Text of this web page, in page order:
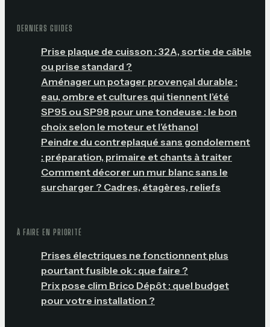
DERNIERS GUIDES
Prise plaque de cuisson : 32A, sortie de câble
ou prise standard ?
Aménager un potager provençal durable :
eau, ombre et cultures qui tiennent l’été
SP95 ou SP98 pour une tondeuse : le bon
choix selon le moteur et l’éthanol
Peindre du contreplaqué sans gondolement
: préparation, primaire et chants à traiter
Comment décorer un mur blanc sans le
surcharger ? Cadres, étagères, reliefs
À FAIRE EN PRIORITÉ
Prises électriques ne fonctionnent plus
pourtant fusible ok : que faire ?
Prix pose clim Brico Dépôt : quel budget
pour votre installation ?